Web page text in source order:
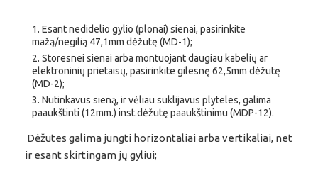
Esant nedidelio gylio (plonai) sienai, pasirinkite
mažą/negilią 47,1mm dėžutę (MD-1);
Storesnei sienai arba montuojant daugiau kabelių ar
elektroninių prietaisų, pasirinkite gilesnę 62,5mm dėžutę
(MD-2);
Nutinkavus sieną, ir vėliau suklijavus plyteles, galima
paaukštinti (12mm.) inst.dėžutę paaukštinimu (MDP-12).
Dėžutes galima jungti horizontaliai arba vertikaliai, net
ir esant skirtingam jų gyliui;